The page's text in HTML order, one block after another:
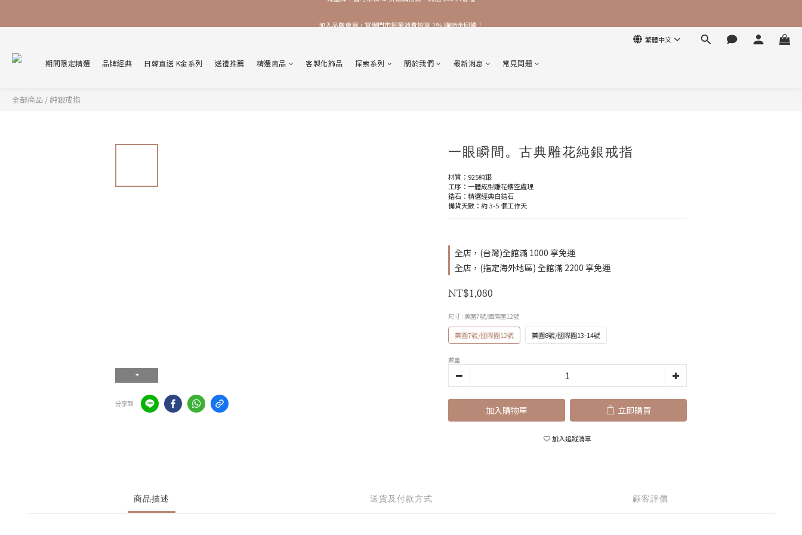
加入品牌會員，官網門市每筆消費皆享 1% 購物金回饋！
繁體中文
期間限定精選 品牌經典 日韓直送 K金系列 送禮推薦 精選商品 客製化飾品 探索系列 關於我們 最新消息 常見問題
全部商品 / 純銀戒指
分享到
一眼瞬間。古典雕花純銀戒指
材質：925純銀
工序：一體成型雕花鏤空處理
鋯石：精選經典白鋯石
備貨天數：約 3-5 個工作天
全店，(台灣)全館滿 1000 享免運
全店，(指定海外地區) 全館滿 2200 享免運
NT$1,080
尺寸 : 美圍7號/國際圍12號
美圍7號/國際圍12號 美圍8號/國際圍13-14號
數量
加入購物車 立即購買
加入追蹤清單
商品描述 送貨及付款方式 顧客評價